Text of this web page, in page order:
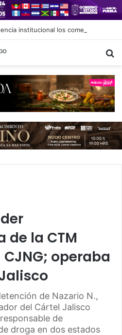
la CTM
operaba
de Nazario N.,
del Cártel Jalisco
de
droga en dos estados